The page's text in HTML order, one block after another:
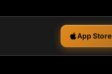
App Store